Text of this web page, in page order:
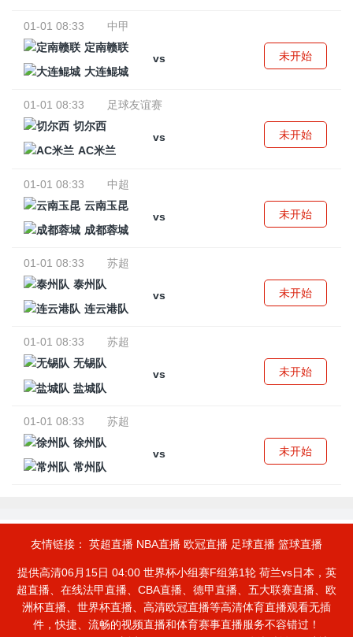
01-01 08:33
中甲
定南赣联
vs
大连鲲城
未开始
01-01 08:33
足球友谊赛
切尔西
vs
AC米兰
未开始
01-01 08:33
中超
云南玉昆
vs
成都蓉城
未开始
01-01 08:33
苏超
泰州队
vs
连云港队
未开始
01-01 08:33
苏超
无锡队
vs
盐城队
未开始
01-01 08:33
苏超
徐州队
vs
常州队
未开始
友情链接： 英超直播 NBA直播 欧冠直播 足球直播 篮球直播
提供高清06月15日 04:00 世界杯小组赛F组第1轮 荷兰vs日本，英
超直播、在线法甲直播、CBA直播、德甲直播、五大联赛直播、欧
洲杯直播、世界杯直播、高清欧冠直播等高清体育直播观看无插
件，快捷、流畅的视频直播和体育赛事直播服务不容错过！